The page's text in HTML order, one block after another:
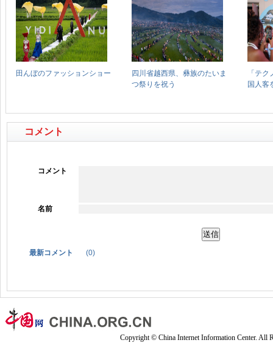
コメント
コメント
名前
最新コメント (0)